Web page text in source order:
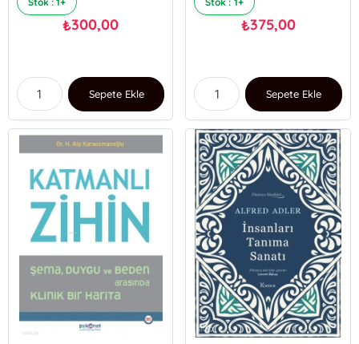
₺300,00
Sepete Ekle
₺375,00
Sepete Ekle